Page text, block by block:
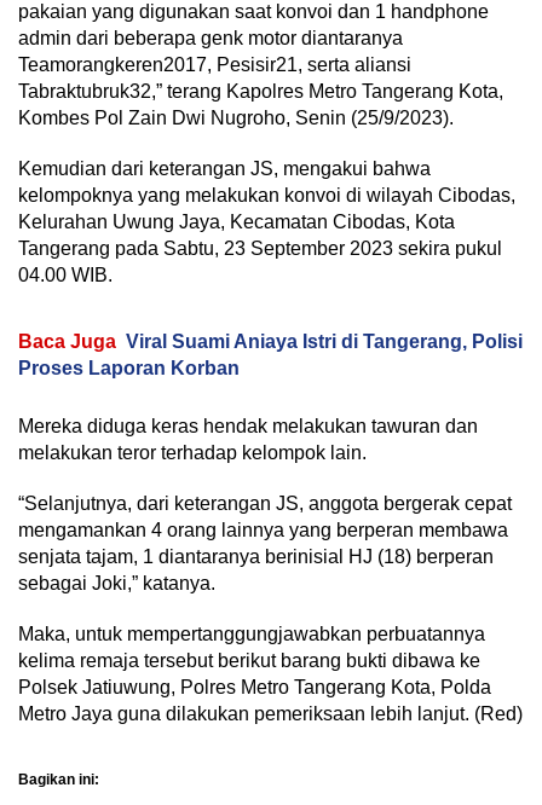
pakaian yang digunakan saat konvoi dan 1 handphone
admin dari beberapa genk motor diantaranya
Teamorangkeren2017, Pesisir21, serta aliansi
Tabraktubruk32,” terang Kapolres Metro Tangerang Kota,
Kombes Pol Zain Dwi Nugroho, Senin (25/9/2023).
Kemudian dari keterangan JS, mengakui bahwa
kelompoknya yang melakukan konvoi di wilayah Cibodas,
Kelurahan Uwung Jaya, Kecamatan Cibodas, Kota
Tangerang pada Sabtu, 23 September 2023 sekira pukul
04.00 WIB.
Baca Juga Viral Suami Aniaya Istri di Tangerang, Polisi
Proses Laporan Korban
Mereka diduga keras hendak melakukan tawuran dan
melakukan teror terhadap kelompok lain.
“Selanjutnya, dari keterangan JS, anggota bergerak cepat
mengamankan 4 orang lainnya yang berperan membawa
senjata tajam, 1 diantaranya berinisial HJ (18) berperan
sebagai Joki,” katanya.
Maka, untuk mempertanggungjawabkan perbuatannya
kelima remaja tersebut berikut barang bukti dibawa ke
Polsek Jatiuwung, Polres Metro Tangerang Kota, Polda
Metro Jaya guna dilakukan pemeriksaan lebih lanjut. (Red)
Bagikan ini: